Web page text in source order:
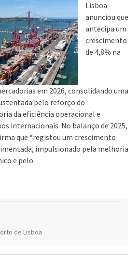
Lisboa
anunciou que
antecipa um
crescimento
de 4,8% na
em 2026, consolidando uma
pelo reforço do
da eficiência operacional e
internacionais. No balanço de 2025,
que “registou um crescimento
impulsionado pela melhoria
e pelo
de Lisboa